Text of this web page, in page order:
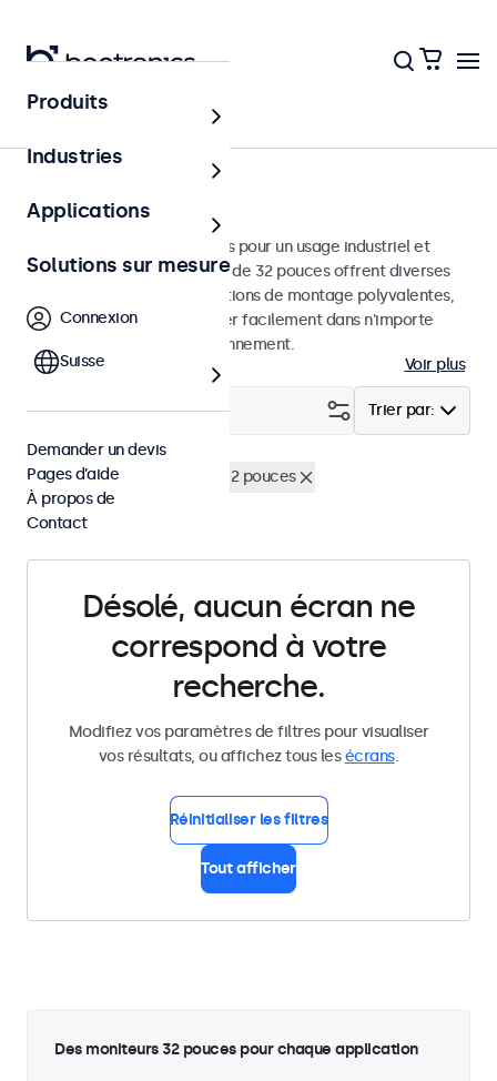
Accueil
Moniteurs 32 pouces
Moniteurs 32 pouces conçus pour un usage industriel et
commercial. Ces moniteurs de 32 pouces offrent diverses
connexions vidéo et des options de montage polyvalentes,
leur permettant de s'intégrer facilement dans n'importe
quelle application et environnement.
Voir plus
Trier par:
Filtrer (0)
Haute luminosité
Écrans 32 pouces
Supprimer tous les filtres
Désolé, aucun écran ne
correspond à votre
recherche.
Modifiez vos paramètres de filtres pour visualiser
vos résultats, ou affichez tous lesécrans.
Réinitialiser les filtres
Tout afficher
Des moniteurs 32 pouces pour chaque application
Produits
Industries
Applications
Solutions sur mesure
Connexion
Suisse
Demander un devis
Pages d’aide
À propos de
Contact